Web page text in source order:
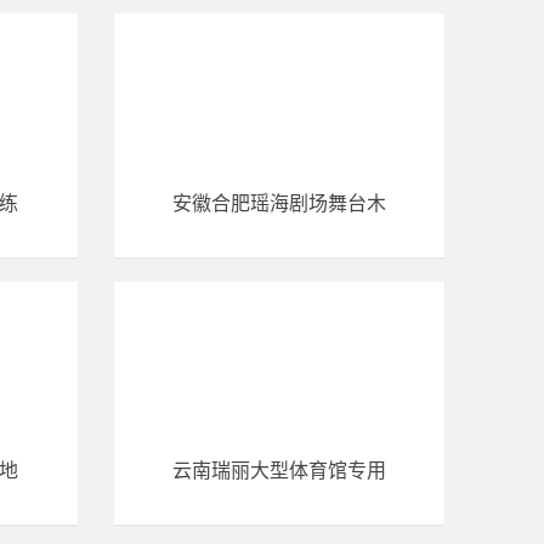
安徽合肥瑶海剧场舞台木
云南瑞丽大型体育馆专用